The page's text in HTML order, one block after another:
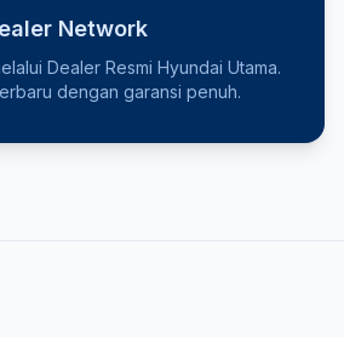
Network
Dealer Resmi Hyundai Utama.
dengan garansi penuh.